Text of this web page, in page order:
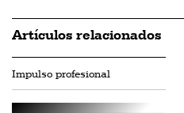
Artículos relacionados
Impulso profesional